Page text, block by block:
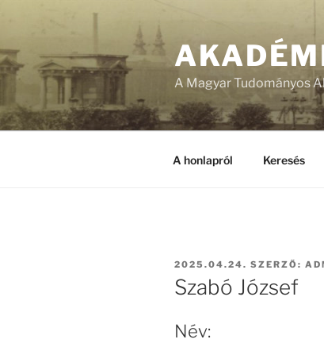
A Magyar Tudományos
A honlapról Keresés
BEKÜLDVE:
2025.04.24. SZERZŐ:
Szabó József
Név: